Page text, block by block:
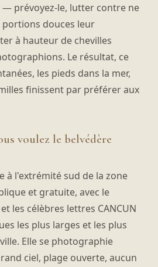
prévoyez-le, lutter contre ne
douces leur
à hauteur de chevilles
Le résultat, ce
les pieds dans la mer,
finissent par préférer aux
voulez le belvédère
à l'extrémité sud de la zone
et gratuite, avec le
les célèbres lettres CANCUN
les plus larges et les plus
Elle se photographie
ciel, plage ouverte, aucun